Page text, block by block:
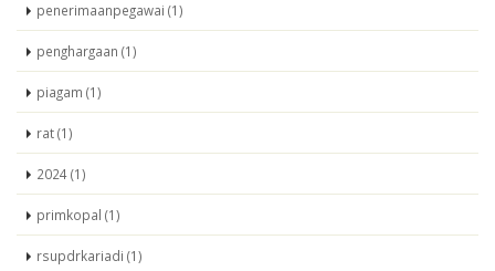
penerimaanpegawai (1)
penghargaan (1)
piagam (1)
rat (1)
2024 (1)
primkopal (1)
rsupdrkariadi (1)